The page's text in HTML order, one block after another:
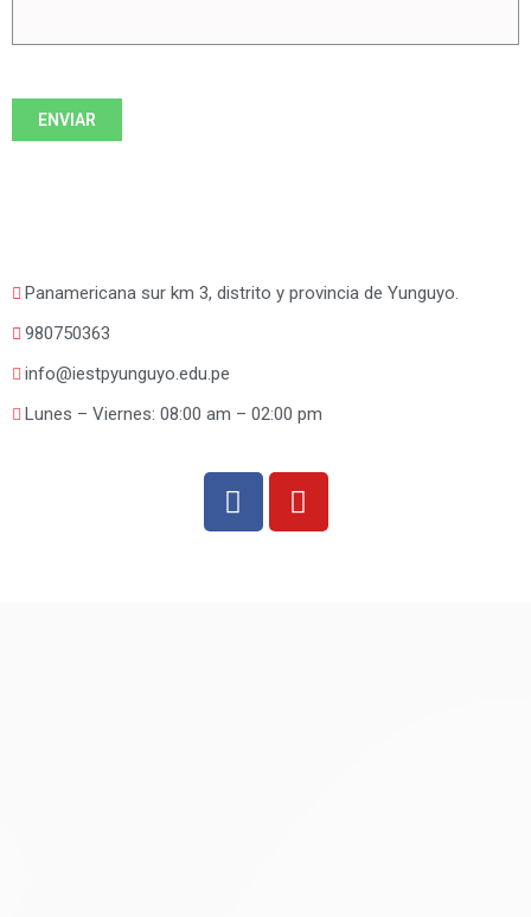
Panamericana sur km 3, distrito y provincia de Yunguyo.
980750363
info@iestpyunguyo.edu.pe
Lunes – Viernes: 08:00 am – 02:00 pm